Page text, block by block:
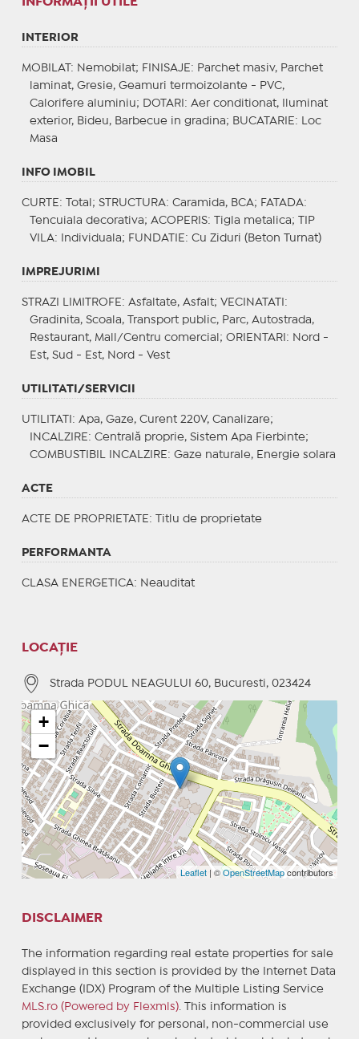
INTERIOR
MOBILAT : Nemobilat; FINISAJE : Parchet masiv, Parchet
laminat, Gresie, Geamuri termoizolante - PVC,
Calorifere aluminiu;
DOTARI : Aer conditionat, Iluminat
exterior, Bideu, Barbecue in gradina; BUCATARIE : Loc
Masa
INFO IMOBIL
CURTE : Total; STRUCTURA: Caramida, BCA; FATADA:
Tencuiala decorativa; ACOPERIS: Tigla metalica;
TIP
VILA: Individuala; FUNDATIE : Cu Ziduri (Beton Turnat)
IMPREJURIMI
STRAZI LIMITROFE : Asfaltate, Asfalt; VECINATATI :
Gradinita, Scoala, Transport public, Parc, Autostrada,
Restaurant, Mall/Centru comercial; ORIENTARI : Nord -
Est, Sud - Est, Nord - Vest
UTILITATI/SERVICII
UTILITATI : Apa, Gaze, Curent 220V, Canalizare;
INCALZIRE : Centrală proprie, Sistem Apa Fierbinte;
COMBUSTIBIL INCALZIRE : Gaze naturale, Energie solara
ACTE
ACTE DE PROPRIETATE : Titlu de proprietate
PERFORMANTA
CLASA ENERGETICA: Neauditat
LOCAȚIE
Strada PODUL NEAGULUI 60, Bucuresti, 023424
+
−
Leaflet | ©OpenStreetMapcontributors
DISCLAIMER
The information regarding real estate properties for sale
displayed in this section is provided by the Internet Data
Exchange (IDX) Program of the Multiple Listing Service
MLS.ro (Powered by Flexmls). This information is
provided exclusively for personal, non-commercial use